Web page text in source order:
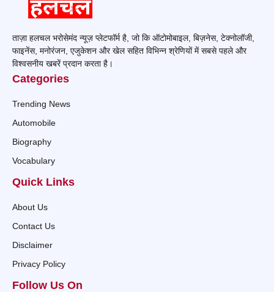
ताज़ा हलचल भरोसेमंद न्यूज़ प्लेटफॉर्म है, जो कि ऑटोमोबाइल, बिज़नेस, टेक्नोलॉजी,
फाइनेंस, मनोरंजन, एजुकेशन और खेल सहित विभिन्न श्रेणियों में सबसे पहले और
विश्वसनीय खबरें प्रदान करता है।
Categories
Trending News
Automobile
Biography
Vocabulary
Quick Links
About Us
Contact Us
Disclaimer
Privacy Policy
Follow Us On